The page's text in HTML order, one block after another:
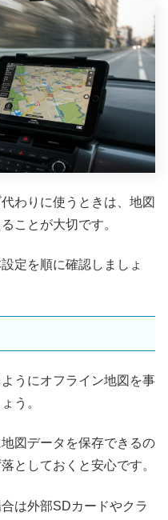
わりに使うときは、地図
ことが大切です。
定を順に確認しましょ
うにオフライン地図を事
う。
図データを保存できるの
としておくと安心です。
は外部SDカードやクラ